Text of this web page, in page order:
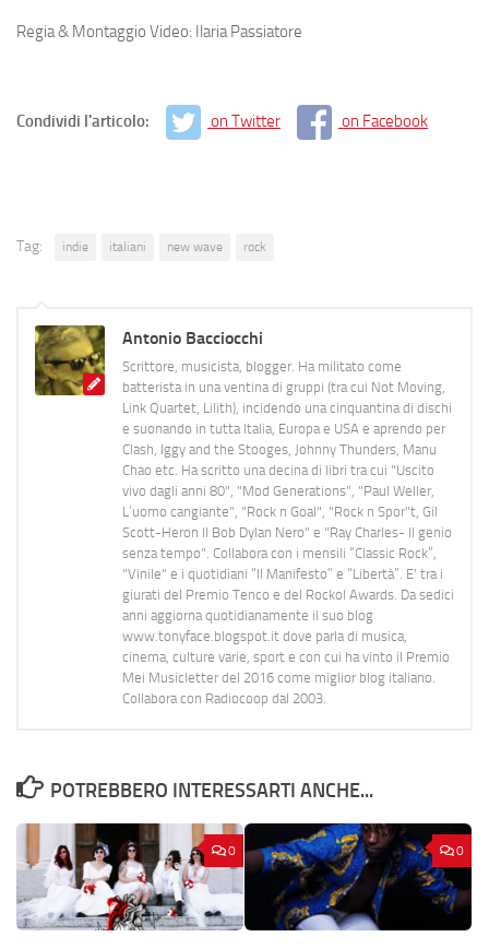
Regia & Montaggio Video: Ilaria Passiatore
Condividi l'articolo: on Twitter on Facebook
Tag: indie italiani new wave rock
Antonio Bacciocchi
Scrittore, musicista, blogger. Ha militato come
batterista in una ventina di gruppi (tra cui Not Moving,
Link Quartet, Lilith), incidendo una cinquantina di dischi
e suonando in tutta Italia, Europa e USA e aprendo per
Clash, Iggy and the Stooges, Johnny Thunders, Manu
Chao etc. Ha scritto una decina di libri tra cui "Uscito
vivo dagli anni 80", "Mod Generations", "Paul Weller,
L’uomo cangiante", "Rock n Goal", "Rock n Spor"t, Gil
Scott-Heron Il Bob Dylan Nero" e "Ray Charles- Il genio
senza tempo". Collabora con i mensili “Classic Rock”,
"Vinile" e i quotidiani “Il Manifesto” e “Libertà”. E' tra i
giurati del Premio Tenco e del Rockol Awards. Da sedici
anni aggiorna quotidianamente il suo blog
www.tonyface.blogspot.it dove parla di musica,
cinema, culture varie, sport e con cui ha vinto il Premio
Mei Musicletter del 2016 come miglior blog italiano.
Collabora con Radiocoop dal 2003.
POTREBBERO INTERESSARTI ANCHE...
0 0